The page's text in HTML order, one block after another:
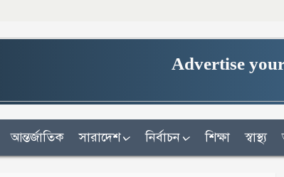
Advertise
আন্তর্জাতিক সারাদেশ নির্বাচন শিক্ষা স্বাস্থ্য